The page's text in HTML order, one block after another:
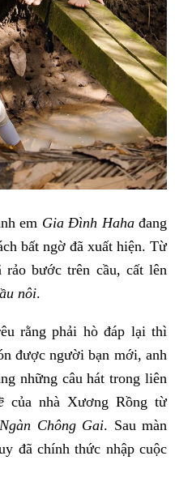
em Gia Đình Hahađang
bất ngờ đã xuất hiện. Từ
bước trên cầu, cất lên
nôi.
rằng phải hò đáp lại thì
được người bạn mới, anh
những câu hát trong liên
của nhà Xương Rồng từ
Chông Gai. Sau màn
đã chính thức nhập cuộc